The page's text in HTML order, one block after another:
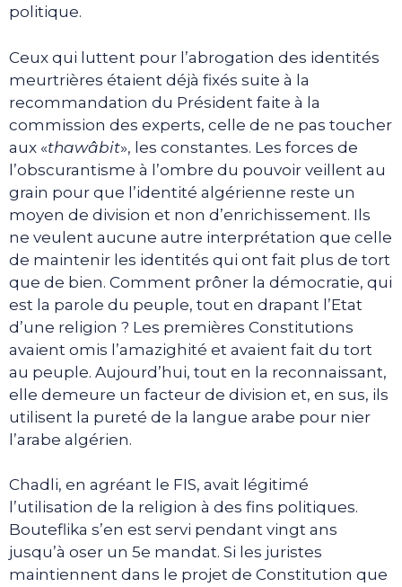
politique.
Ceux qui luttent pour l’abrogation des identités
meurtrières étaient déjà fixés suite à la
recommandation du Président faite à la
commission des experts, celle de ne pas toucher
aux «thawâbit», les constantes. Les forces de
l’obscurantisme à l’ombre du pouvoir veillent au
grain pour que l’identité algérienne reste un
moyen de division et non d’enrichissement. Ils
ne veulent aucune autre interprétation que celle
de maintenir les identités qui ont fait plus de tort
que de bien. Comment prôner la démocratie, qui
est la parole du peuple, tout en drapant l’Etat
d’une religion ? Les premières Constitutions
avaient omis l’amazighité et avaient fait du tort
au peuple. Aujourd’hui, tout en la reconnaissant,
elle demeure un facteur de division et, en sus, ils
utilisent la pureté de la langue arabe pour nier
l’arabe algérien.
Chadli, en agréant le FIS, avait légitimé
l’utilisation de la religion à des fins politiques.
Bouteflika s’en est servi pendant vingt ans
jusqu’à oser un 5e mandat. Si les juristes
maintiennent dans le projet de Constitution que